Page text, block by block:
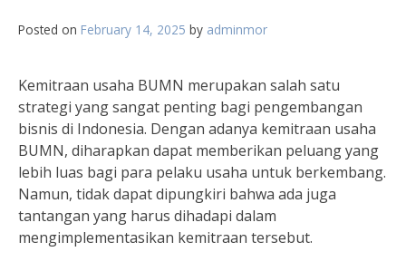
Posted on February 14, 2025 by adminmor
Kemitraan usaha BUMN merupakan salah satu
strategi yang sangat penting bagi pengembangan
bisnis di Indonesia. Dengan adanya kemitraan usaha
BUMN, diharapkan dapat memberikan peluang yang
lebih luas bagi para pelaku usaha untuk berkembang.
Namun, tidak dapat dipungkiri bahwa ada juga
tantangan yang harus dihadapi dalam
mengimplementasikan kemitraan tersebut.